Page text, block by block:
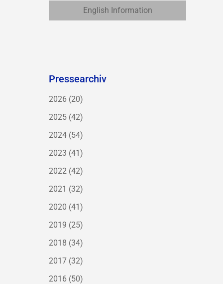
English Information
Pressearchiv
2026 (20)
2025 (42)
2024 (54)
2023 (41)
2022 (42)
2021 (32)
2020 (41)
2019 (25)
2018 (34)
2017 (32)
2016 (50)